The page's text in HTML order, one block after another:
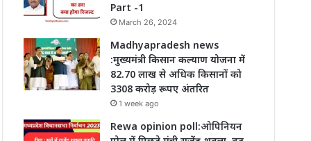
Part -1
March 26, 2024
Madhyapradesh news
:मुख्यमंत्री किसान कल्याण योजना में
82.70 लाख से अधिक किसानों को
3308 करोड़ रूपए अंतरित
1 week ago
Rewa opinion poll:ओपिनियन